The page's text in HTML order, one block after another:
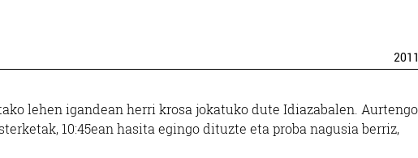
2011
lehen igandean herri krosa jokatuko dute Idiazabalen.
10:45ean hasita egingo dituzte eta proba nagusia berriz,